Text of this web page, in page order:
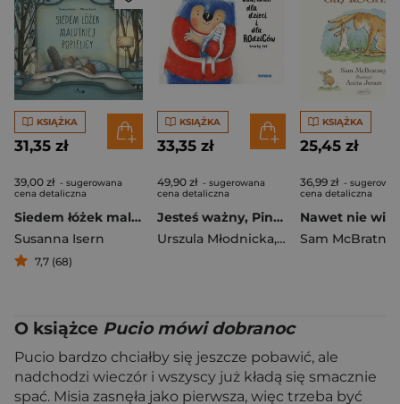
KSIĄŻKA
31,35 zł
39,00 zł - sugerowana
cena detaliczna
Siedem łóżek malutkiej popielicy
Susanna Isern
7,7 (68)
KSIĄŻKA
33,35 zł
49,90 zł - sugerowana
cena detaliczna
Jesteś ważny, Pinku! Książka o poczuciu własnej wartości dla dzieci i dla rodziców trochę też
Urszula Młodnicka, Agnieszka
KSIĄŻKA
25,45 zł
36,99 zł -
cena detaliczna
Sam
O książce Pucio mówi dobranoc
Pucio bardzo chciałby się jeszcze pobawić, ale
nadchodzi wieczór i wszyscy już kładą się smacznie
spać. Misia zasnęła jako pierwsza, więc trzeba być